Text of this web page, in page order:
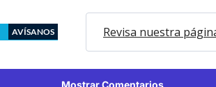
AVÍSANOS Revisa nuestra
Mostrar Comentarios